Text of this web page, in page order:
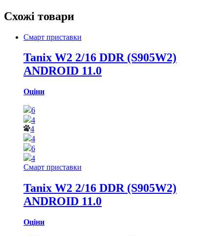
Схожі товари
Смарт приставки
Tanix W2 2/16 DDR (S905W2)
ANDROID 11.0
Оціни
6
4
4
4
6
4
Смарт приставки
Tanix W2 2/16 DDR (S905W2)
ANDROID 11.0
Оціни